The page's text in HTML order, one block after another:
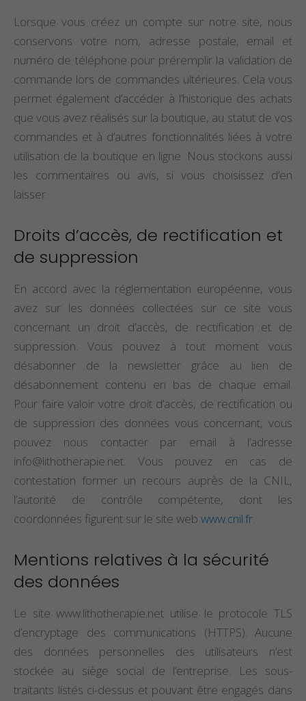
Lorsque vous créez un compte sur notre site, nous
conservons votre nom, adresse postale, email et
numéro de téléphone pour préremplir la validation de
commande lors de commandes ultérieures. Cela vous
permet également d’accéder à l’historique des achats
que vous avez réalisés sur la boutique, au statut de vos
commandes et à d’autres fonctionnalités liées à votre
utilisation de la boutique en ligne. Nous stockons aussi
les commentaires ou avis, si vous choisissez d’en
laisser.
Droits d’accès, de rectification et
de suppression
En accord avec la réglementation européenne, vous
avez sur les données collectées sur ce site vous
concernant un droit d’accès, de rectification et de
suppression. Vous pouvez à tout moment vous
désabonner de la newsletter grâce au lien de
désabonnement contenu en bas de chaque email.
Pour faire valoir votre droit d’accès, de rectification ou
de suppression des données vous concernant, vous
pouvez nous contacter par email à l’adresse
info@lithotherapie.net. Vous pouvez en cas de
contestation former un recours auprès de la CNIL,
l’autorité de contrôle compétente, dont les
coordonnées figurent sur le site web www.cnil.fr.
Mentions relatives à la sécurité
des données
Le site www.lithotherapie.net utilise le protocole TLS
d’encryptage des communications (HTTPS). Aucune
des données personnelles des utilisateurs n’est
stockée au siège social de l’entreprise. Les sous-
traitants listés ci-dessus et pouvant être engagés dans